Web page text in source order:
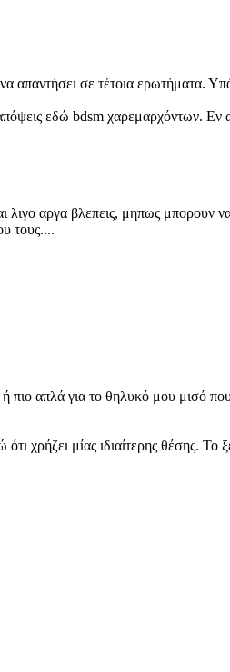
απαντήσει σε τέτοια ερωτήματα.
εδώ bdsm χαρεμαρχόντων. Εν
αργα βλεπεις, μηπως μπορουν
τους....
πιο απλά για το θηλυκό μου μισό
χρήζει μίας ιδιαίτερης θέσης.